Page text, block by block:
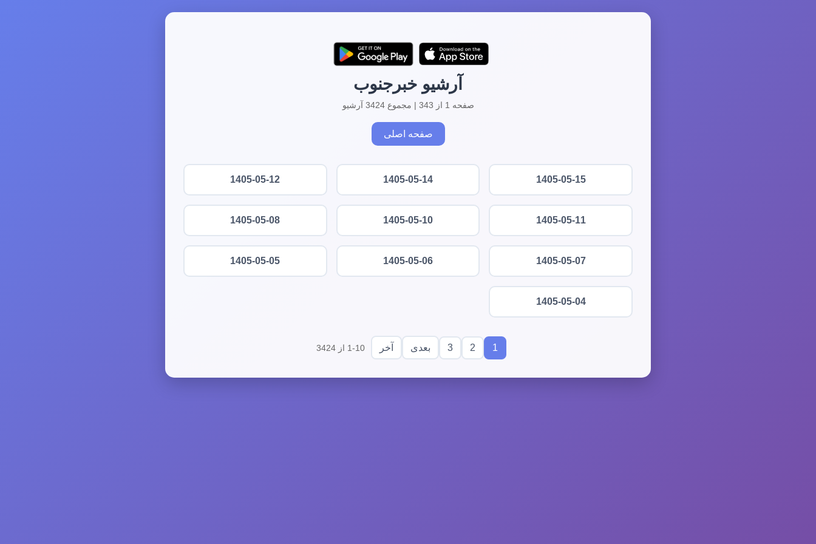
آرشیو خبرجنوب
صفحه 1 از 343 | مجموع 3424 آرشیو
صفحه اصلی
1405-05-15
1405-05-14
1405-05-12
1405-05-11
1405-05-10
1405-05-08
1405-05-07
1405-05-06
1405-05-05
1405-05-04
1
2
3 بعدی آخر 1-10 از 3424